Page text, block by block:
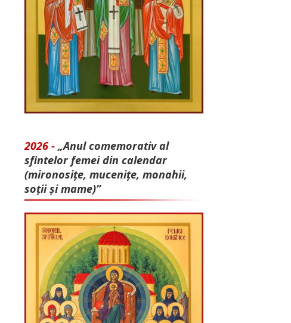
2026 - „Anul comemorativ al
sfintelor femei din calendar
(mironosițe, mu­cenițe, monahii,
soții și mame)”